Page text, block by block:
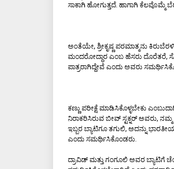
ಸಾಕಾಗಿ ಹೋಗುತ್ತದೆ. ಹಾಗಾಗಿ ಕೆಲವೊಮ್ಮೆ
ಅಂತೆಯೇ, ಶ್ರೀಕೃಷ್ಣ ಪರಮಾತ್ಮನು
ಮಂದರೋದ್ಧಾರ ಎಂಬ ಹೆಸರು ದೊರೆತರೆ,
ಪಾತ್ರರಾಗಿದ್ದೇವೆ ಎಂದು ಅವರು
ಕಣ್ಣು ಪರೀಕ್ಷೆ ಮಾಡಿಸಿಕೊಳ್ಳಬೇಕು
ನಿರಾಕರಿಸಿರುವ ಬೀವ್ ಸ್ಟಕ್ನರ್ ಅವರು,
ಇಬ್ಬರ ಬ್ಯಾಟಿಗೂ ತಗುಲಿ, ಅದನ್ನು
ಎಂದು ಸಮರ್ಥಿಸಿಕೊಂಡರು.
ದ್ರಾವಿಡ್ ಮತ್ತು ಗಂಗೂಲಿ ಅವರ ಬ್ಯಾಟಿಗೆ